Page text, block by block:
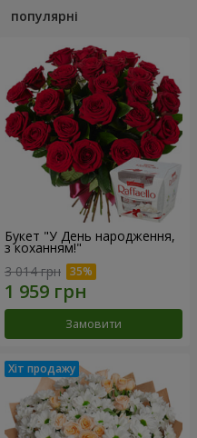
популярні
Букет "У День народження,
з коханням!"
3 014 грн
Замовити